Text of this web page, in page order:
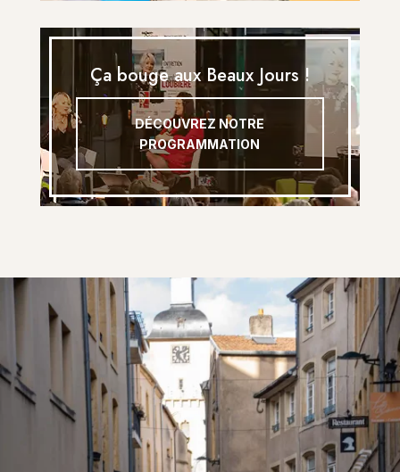
Ça bouge aux Beaux Jours !
DÉCOUVREZ NOTRE
PROGRAMMATION